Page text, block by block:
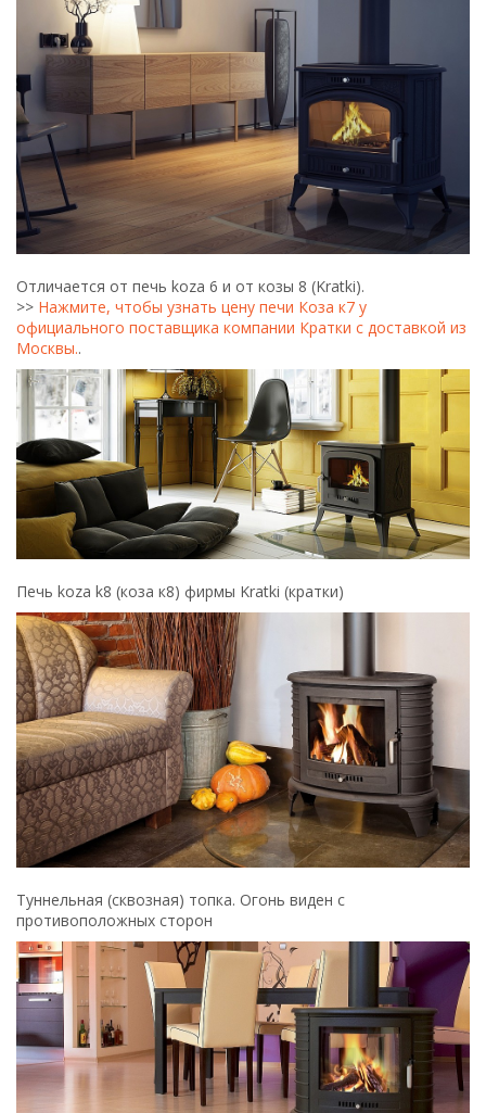
Отличается от печь koza 6 и от козы 8 (Kratki).
>> Нажмите, чтобы узнать цену печи Коза к7 у
официального поставщика компании Кратки с доставкой из
Москвы..
Печь koza k8 (коза к8) фирмы Kratki (кратки)
Туннельная (сквозная) топка. Огонь виден с
противоположных сторон